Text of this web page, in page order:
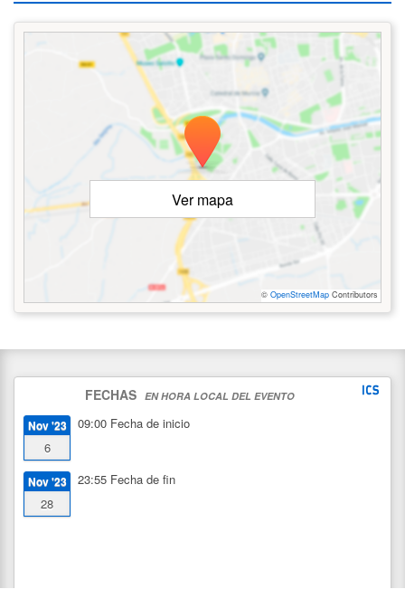
Ver mapa
© OpenStreetMap Contributors
FECHAS EN HORA LOCAL DEL EVENTO
Nov '23
6
09:00 Fecha de inicio
Nov '23
28
23:55 Fecha de fin